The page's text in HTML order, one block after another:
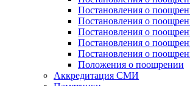
Постановления о
Постановления о
Постановления о
Постановления о
Постановления о
Положения о поощрении
Аккредитация СМИ